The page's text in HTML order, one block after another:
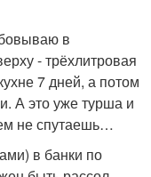
в
- трёхлитровая
7 дней, а потом
А это уже турша и
не спутаешь…
в банки по